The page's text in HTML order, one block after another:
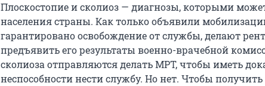
Плоскостопие и сколиоз — диагнозы, которыми
населения страны. Как только объявили
гарантировано освобождение от службы, делают
предъявить его результаты военно-врачебной
сколиоза отправляются делать МРТ, чтобы иметь
неспособности нести службу. Но нет. Чтобы